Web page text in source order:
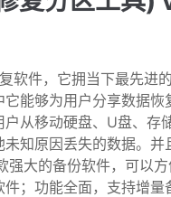
软件，它拥当下最先进
能够为用户分享数据
从移动硬盘、U盘、存
知原因丢失的数据。
大的备份软件，可以
；功能全面，支持增量